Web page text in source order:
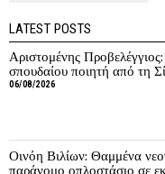
LATEST POSTS
Αριστομένης
σπουδαίου ποιητή από τη
06/08/2026
Οινόη Βιλίων: Θαμμένα
παράνομο οπλοστάσιο σε